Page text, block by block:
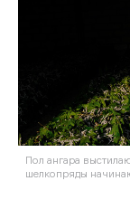
Пол ангара
шелкопряды